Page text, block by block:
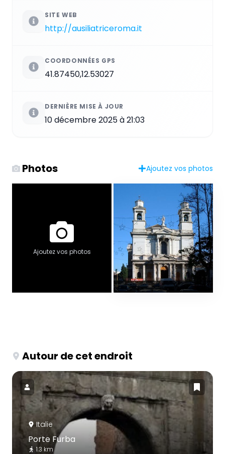
SITE WEB
http://ausiliatriceroma.it
COORDONNÉES GPS
41.87450,12.53027
DERNIÈRE MISE À JOUR
10 décembre 2025 à 21:03
Photos Ajoutez vos photos
Ajoutez vos photos
Autour de cet endroit
Italie
Porte Furba
1.3 km